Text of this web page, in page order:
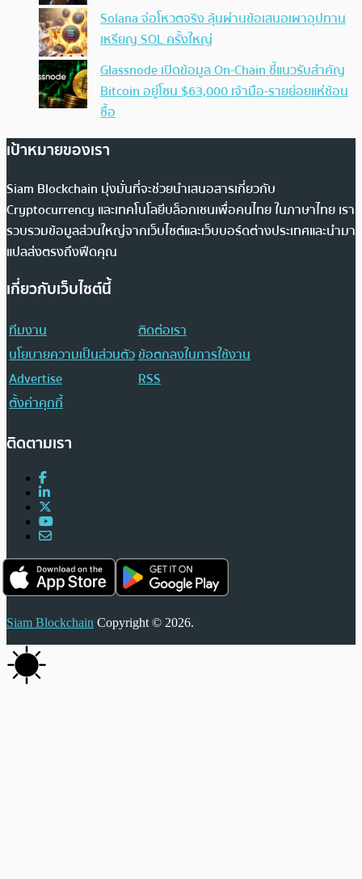
Solana จ่อโหวตจริง ลุ้นผ่านข้อเสนอเผาอุปทาน
เหรียญ SOL ครั้งใหญ่
Glassnode เปิดข้อมูล On-Chain ชี้แนวรับสำคัญ
Bitcoin อยู่โซน $63,000 เจ้ามือ-รายย่อยแห่ช้อน
ซื้อ
เป้าหมายของเรา
Siam Blockchain มุ่งมั่นที่จะช่วยนำเสนอสารเกี่ยวกับ
Cryptocurrency และเทคโนโลยีบล็อกเชนเพื่อคนไทย ในภาษาไทย เรา
รวบรวมข้อมูลส่วนใหญ่จากเว็บไซต์และเว็บบอร์ดต่างประเทศและนำมา
แปลส่งตรงถึงฟีดคุณ
เกี่ยวกับเว็บไซต์นี้
ทีมงาน
ติดต่อเรา
นโยบายความเป็นส่วนตัวข้อตกลงในการใช้งาน
Advertise
RSS
ตั้งค่าคุกกี้
ติดตามเรา
Siam Blockchain Copyright © 2026.